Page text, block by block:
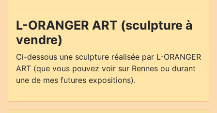
L-ORANGER ART (sculpture à
vendre)
Ci-dessous une sculpture réalisée par L-ORANGER
ART (que vous pouvez voir sur Rennes ou durant
une de mes futures expositions).